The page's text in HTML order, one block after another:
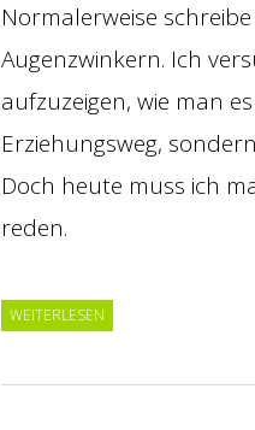
Normalerweise
Augenzwinkern. Ich
aufzuzeigen, wie man
Erziehungsweg,
Doch heute muss ich
reden.
WEITERLESEN